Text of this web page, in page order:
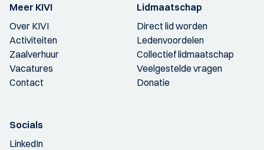
Meer KIVI
Over KIVI
Activiteiten
Zaalverhuur
Vacatures
Contact
Lidmaatschap
Direct lid worden
Ledenvoordelen
Collectief lidmaatschap
Veelgestelde vragen
Donatie
Socials
LinkedIn